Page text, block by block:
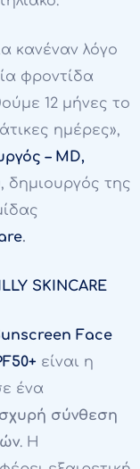
κανέναν λόγο
φροντίδα
12 μήνες το
ημέρες»,
– MD,
, δημιουργός της
.
SKINCARE
Face
είναι η
ένα
σύνθεση
. Η